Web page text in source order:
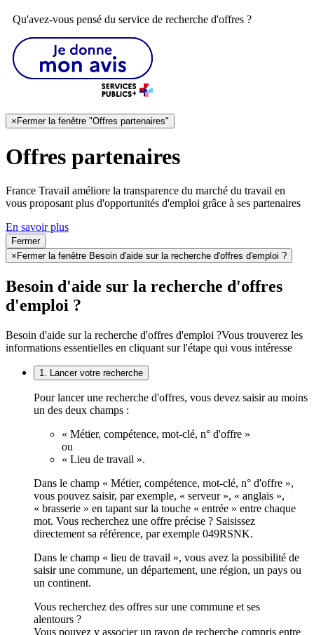
Qu'avez-vous pensé du service de recherche d'offres ?
× Fermer la fenêtre "Offres partenaires"
Offres partenaires
France Travail améliore la transparence du marché du travail en
vous proposant plus d'opportunités d'emploi grâce à ses partenaires
En savoir plus
Fermer
× Fermer la fenêtre Besoin d'aide sur la recherche d'offres d'emploi ?
Besoin d'aide sur la recherche d'offres
d'emploi ?
Besoin d'aide sur la recherche d'offres d'emploi ?Vous trouverez les
informations essentielles en cliquant sur l'étape qui vous intéresse
1. Lancer votre recherche
Pour lancer une recherche d'offres, vous devez saisir au moins
un des deux champs :
« Métier, compétence, mot-clé, n° d'offre »
ou
« Lieu de travail ».
Dans le champ « Métier, compétence, mot-clé, n° d'offre »,
vous pouvez saisir, par exemple, « serveur », « anglais »,
« brasserie » en tapant sur la touche « entrée » entre chaque
mot. Vous recherchez une offre précise ? Saisissez
directement sa référence, par exemple 049RSNK.
Dans le champ « lieu de travail », vous avez la possibilité de
saisir une commune, un département, une région, un pays ou
un continent.
Vous recherchez des offres sur une commune et ses
alentours ?
Vous pouvez y associer un rayon de recherche compris entre